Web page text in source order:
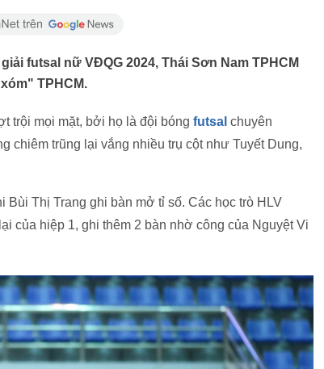
futsal nữ VĐQG 2024, Thái Sơn Nam TPHCM
TPHCM.
trội mọi mặt, bởi họ là đội bóng futsal chuyên
chiêm trũng lại vắng nhiều trụ cột như Tuyết Dung,
Thị Trang ghi bàn mở tỉ số. Các học trò HLV
của hiệp 1, ghi thêm 2 bàn nhờ công của Nguyệt Vi